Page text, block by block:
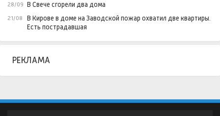
28/09 В Свече сгорели два дома
21/08
В Кирове в доме на Заводской пожар охватил две квартиры.
Есть пострадавшая
РЕКЛАМА